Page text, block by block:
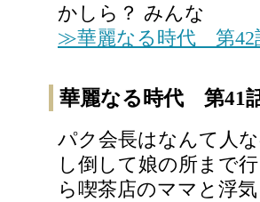
かしら？ みんな
≫華麗なる時代 第42
華麗なる時代 第41
パク会長はなんて人
し倒して娘の所まで
ら喫茶店のママと浮